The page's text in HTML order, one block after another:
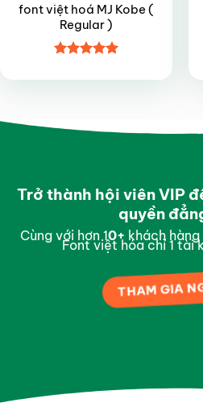
font việt hoá MJ Kobe (
Regular )
hạng4.95
Trở thành hội viên VIP
quyền
Cùng với hơn 10+ khách
Font việt hóa chỉ 1 tài
THAM GIA